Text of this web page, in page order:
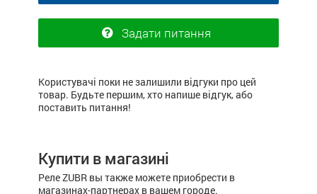
Задати питання
Користувачі поки не залишили відгуки про цей
товар. Будьте першим, хто напише відгук, або
поставить питання!
Купити в магазині
Реле ZUBR вы также можете приобрести в
магазинах-партнерах в вашем городе.